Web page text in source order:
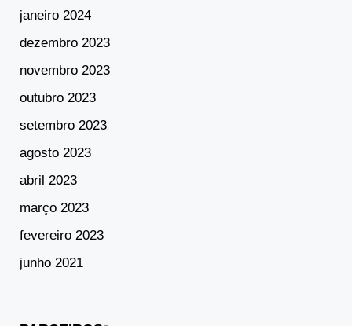
janeiro 2024
dezembro 2023
novembro 2023
outubro 2023
setembro 2023
agosto 2023
abril 2023
março 2023
fevereiro 2023
junho 2021